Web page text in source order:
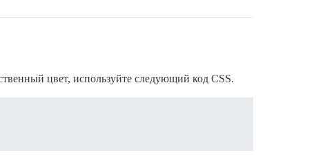
цвет, используйте следующий код CSS.